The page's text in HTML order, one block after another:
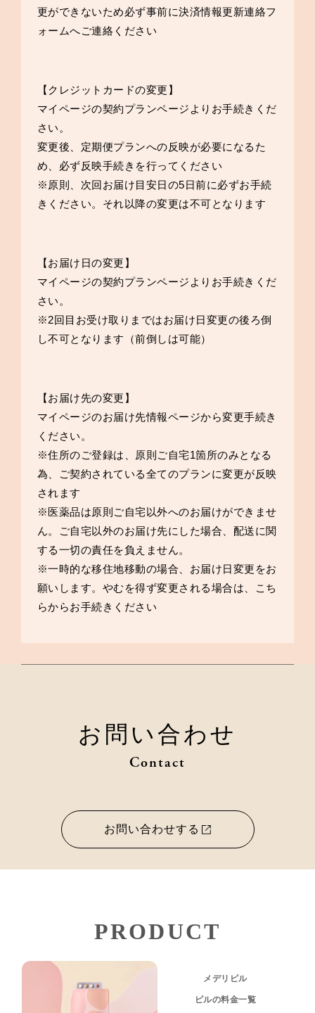
更ができないため必ず事前に決済情報更新連絡フ
ォームへご連絡ください
【クレジットカードの変更】
マイページの契約プランページ よりお手続きくだ
さい。
変更後、定期便プランへの反映が必要になるた
め、必ず反映手続きを行ってください
※原則、次回お届け目安日の5日前に必ずお手続
きください。それ以降の変更は不可となります
【お届け日の変更】
マイページの契約プランページ よりお手続きくだ
さい。
※2回目お受け取りまではお届け日変更の後ろ倒
し不可となります（前倒しは可能）
【お届け先の変更】
マイページのお届け先情報ページから変更手続き
ください。
※住所のご登録は、原則ご自宅1箇所のみとなる
為、ご契約されている全てのプランに変更が反映
されます
※医薬品は原則ご自宅以外へのお届けができませ
ん。ご自宅以外のお届け先にした場合、配送に関
する一切の責任を負えません。
※一時的な移住地移動の場合、お届け日変更をお
願いします。やむを得ず変更される場合は、
こち
らからお手続きください
お問い合わせ
Contact
お問い合わせする
PRODUCT
メデリピル
ピルの料金一覧